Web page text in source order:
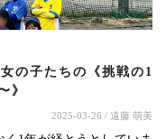
の子たちの《挑戦の1
》
2025-03-26 / 遠藤 萌美